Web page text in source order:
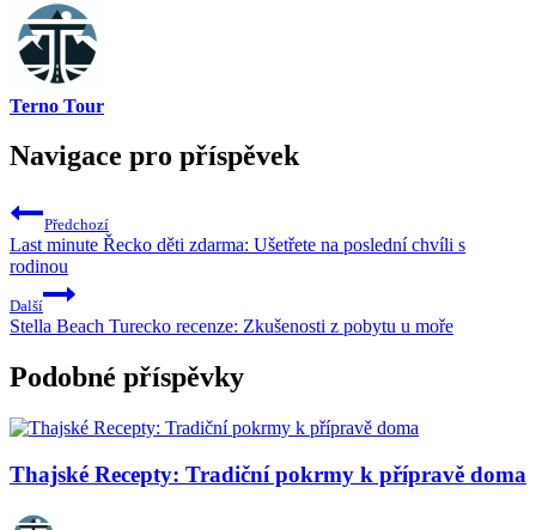
Terno Tour
Navigace pro příspěvek
Předchozí
Last minute Řecko děti zdarma: Ušetřete na poslední chvíli s
rodinou
Další
Stella Beach Turecko recenze: Zkušenosti z pobytu u moře
Podobné příspěvky
Thajské Recepty: Tradiční pokrmy k přípravě doma